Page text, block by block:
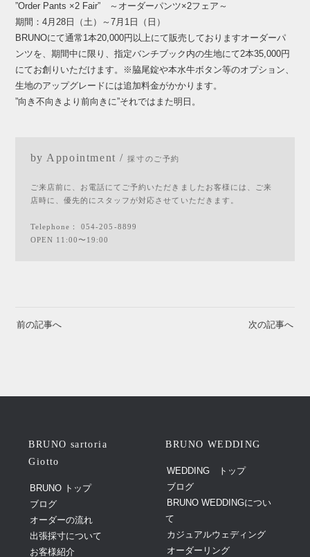
”Order Pants ×2 Fair” ～オーダーパンツ×2フェア～
期間：4月28日（土）～7月1日（日）
BRUNOにて通常1本20,000円以上にて販売しておりますオーダーパ
ンツを、期間中に限り、指定バンチブック内の生地にて2本35,000円
にてお創りいただけます。※脇尾錠や本水牛ボタン等のオプション、
生地のアップグレードには追加料金がかかります。
”向き不向きより前向きに”それではまた明日。
by Appointment /採寸のご予約
ご来店前に、お電話にてご予約いただきましたお客様には、ご来
店時に、優先的にスタッフが対応させていただきます。
Telephone：054-205-8899
OPEN 11:00〜19:00
前の記事へ 次の記事へ
BRUNO sartoria
Giotto
BRUNO トップ
ブログ
オーダーの流れ
出張採寸について
お客様紹介
BRUNO WEDDING
WEDDING トップ
ブログ
BRUNO WEDDINGについ
て
カジュアルウェディング
オーダーリング